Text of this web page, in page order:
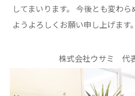
してまいります。 今後とも変わ
ようよろしくお願い申し上げます。
株式会社ウサミ 代